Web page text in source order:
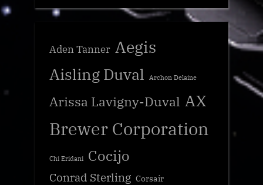
Aden Tanner Aegis
Aisling Duval Archon Delaine
Arissa Lavigny-Duval AX
Brewer Corporation
Chi Eridani Cocijo
Conrad Sterling Corsair